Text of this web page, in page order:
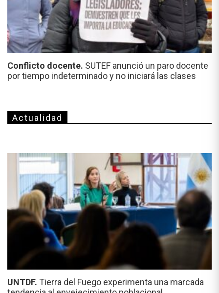
Conflicto docente. SUTEF anunció un paro docente
por tiempo indeterminado y no iniciará las clases
Actualidad
UNTDF. Tierra del Fuego experimenta una marcada